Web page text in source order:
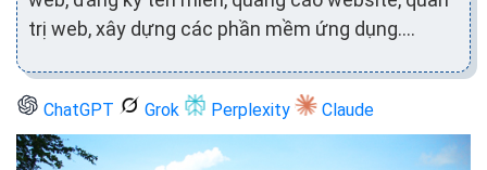
trị web, xây dựng các phần mềm ứng dụng….
ChatGPT Grok Perplexity Claude